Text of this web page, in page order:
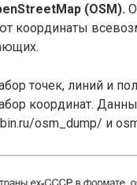
(OSM).
координаты
точек, линий и
координат.
osm_dump/ и